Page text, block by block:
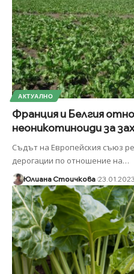
АКТУАЛНО
Франция и Белгия
неоникотиноиди за
Съдът на Европейския съюз
дерогации по отношение на…
Юлиана Стоичкова 23.01.2023